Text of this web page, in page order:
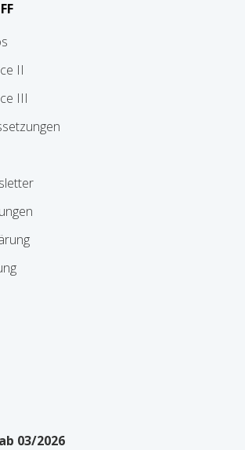
II
III
03/2026